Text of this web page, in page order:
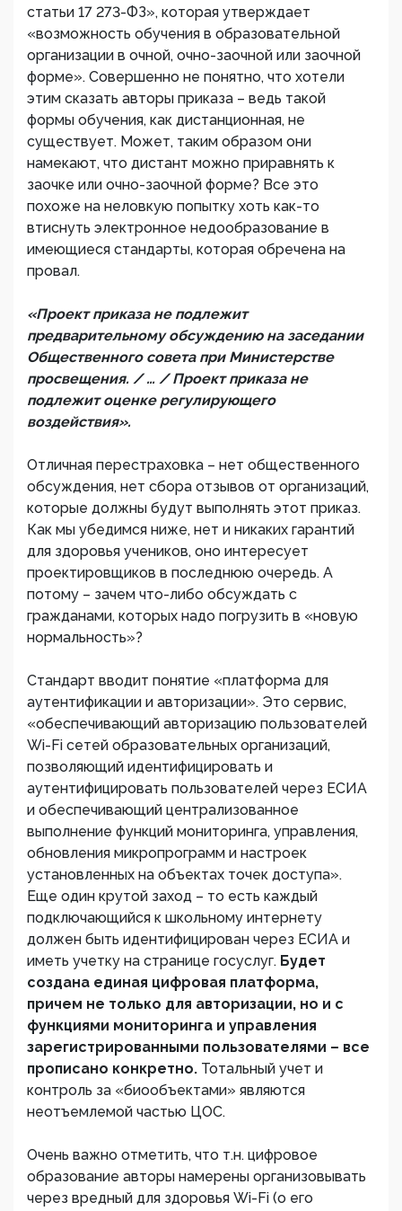
статьи 17 273-ФЗ», которая утверждает
«возможность обучения в образовательной
организации в очной, очно-заочной или заочной
форме». Совершенно не понятно, что хотели
этим сказать авторы приказа – ведь такой
формы обучения, как дистанционная, не
существует. Может, таким образом они
намекают, что дистант можно приравнять к
заочке или очно-заочной форме? Все это
похоже на неловкую попытку хоть как-то
втиснуть электронное недообразование в
имеющиеся стандарты, которая обречена на
провал.
«Проект приказа не подлежит
предварительному обсуждению на заседании
Общественного совета при Министерстве
просвещения. / … / Проект приказа не
подлежит оценке регулирующего
воздействия».
Отличная перестраховка – нет общественного
обсуждения, нет сбора отзывов от организаций,
которые должны будут выполнять этот приказ.
Как мы убедимся ниже, нет и никаких гарантий
для здоровья учеников, оно интересует
проектировщиков в последнюю очередь. А
потому – зачем что-либо обсуждать с
гражданами, которых надо погрузить в «новую
нормальность»?
Стандарт вводит понятие «платформа для
аутентификации и авторизации». Это сервис,
«обеспечивающий авторизацию пользователей
Wi-Fi сетей образовательных организаций,
позволяющий идентифицировать и
аутентифицировать пользователей через ЕСИА
и обеспечивающий централизованное
выполнение функций мониторинга, управления,
обновления микропрограмм и настроек
установленных на объектах точек доступа».
Еще один крутой заход – то есть каждый
подключающийся к школьному интернету
должен быть идентифицирован через ЕСИА и
иметь учетку на странице госуслуг. Будет
создана единая цифровая платформа,
причем не только для авторизации, но и с
функциями мониторинга и управления
зарегистрированными пользователями – все
прописано конкретно. Тотальный учет и
контроль за «биообъектами» являются
неотъемлемой частью ЦОС.
Очень важно отметить, что т.н. цифровое
образование авторы намерены организовывать
через вредный для здоровья Wi-Fi (о его